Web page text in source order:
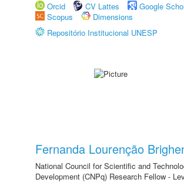
Orcid
CV Lattes
Google
Scopus
Dimensions
Repositório Institucional UNESP
Fernanda Lourenção
National Council for Scientific and
Development (CNPq) Research Fellow -